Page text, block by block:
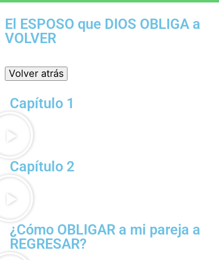
El ESPOSO que DIOS OBLIGA a
VOLVER
Capítulo 1
Capítulo 2
¿Cómo OBLIGAR a mi pareja a
REGRESAR?